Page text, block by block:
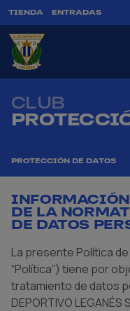
TIENDA ENTRADAS
CLUB
PROTECCIÓN DE DATOS
DE LA
DE DATOS
La presente Política
“Política”) tiene por
tratamiento de datos
DEPORTIVO